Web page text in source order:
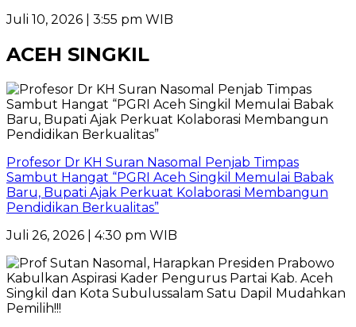
Juli 10, 2026 | 3:55 pm WIB
ACEH SINGKIL
Profesor Dr KH Suran Nasomal Penjab Timpas
Sambut Hangat “PGRI Aceh Singkil Memulai Babak
Baru, Bupati Ajak Perkuat Kolaborasi Membangun
Pendidikan Berkualitas”
Juli 26, 2026 | 4:30 pm WIB